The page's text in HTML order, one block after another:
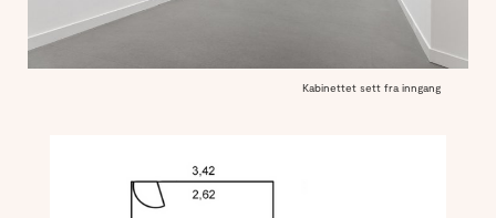
Kabinettet sett fra inngang